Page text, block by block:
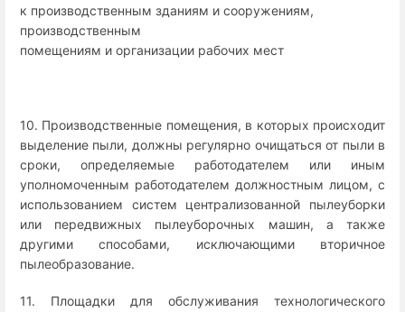
к производственным зданиям и сооружениям,
производственным
помещениям и организации рабочих мест
10. Производственные помещения, в которых происходит
выделение пыли, должны регулярно очищаться от пыли в
сроки, определяемые работодателем или иным
уполномоченным работодателем должностным лицом, с
использованием систем централизованной пылеуборки
или передвижных пылеуборочных машин, а также
другими способами, исключающими вторичное
пылеобразование.
11. Площадки для обслуживания технологического